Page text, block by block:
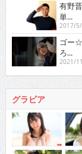
有野
単...
2017/5/
ゴー
ろ...
2021/
グラビア